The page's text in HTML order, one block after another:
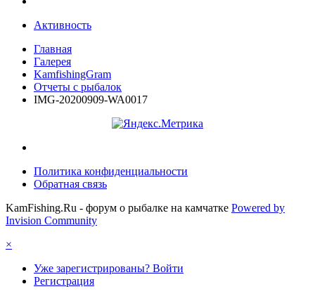
Активность
Главная
Галерея
KamfishingGram
Отчеты с рыбалок
IMG-20200909-WA0017
Политика конфиденциальности
Обратная связь
KamFishing.Ru - форум о рыбалке на камчатке Powered by
Invision Community
×
Уже зарегистрированы? Войти
Регистрация